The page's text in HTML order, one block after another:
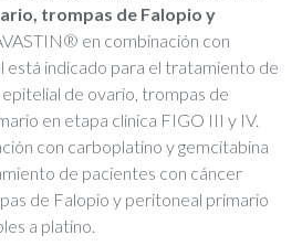
trompas de Falopio y
en combinación con
está indicado para el tratamiento de
de ovario, trompas de
en etapa clínica FIGO III y IV.
con carboplatino y gemcitabina
de pacientes con cáncer
de Falopio y peritoneal primario
a platino.